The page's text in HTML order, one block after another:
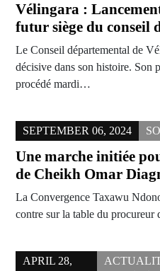
Vélingara :
futur siège du conseil
Le Conseil départemental de
décisive dans son histoire. Son
procédé mardi…
SEPTEMBER 06, 2024
Une marche initiée
de Cheikh Omar
La Convergence Taxawu
contre sur la table du
APRIL 28,